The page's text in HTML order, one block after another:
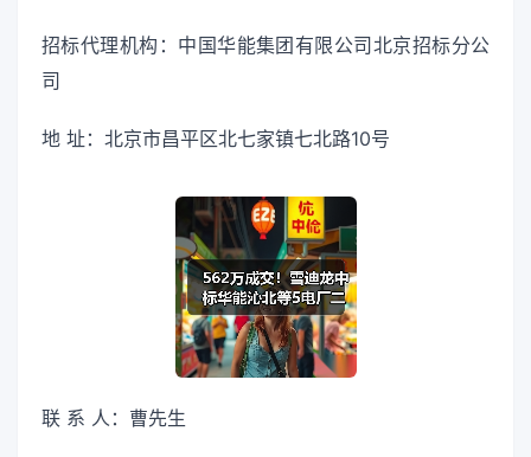
招标代理机构：中国华能集团有限公司北京招标分公
司
地 址：北京市昌平区北七家镇七北路10号
联 系 人：曹先生